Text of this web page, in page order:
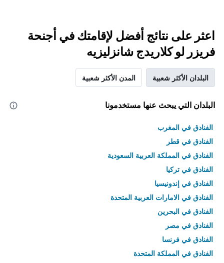
اعثر على نتائج أفضل لإقامتك في أجنحة
فريزر لو كلاريدج شانزليزيه
البلدان الأكثر شعبية المدن الأكثر شعبية
البلدان التي يبحث عنها مستخدمونا
الفنادق في المغرب
الفنادق في قطر
الفنادق في المملكة العربية السعودية
الفنادق في تركيا
الفنادق في إندونيسيا
الفنادق في الامارات العربية المتحدة
الفنادق في البحرين
الفنادق في مصر
الفنادق في فرنسا
الفنادق في المملكة المتحدة